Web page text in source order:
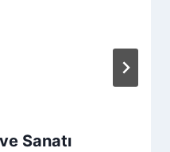
Sanatı